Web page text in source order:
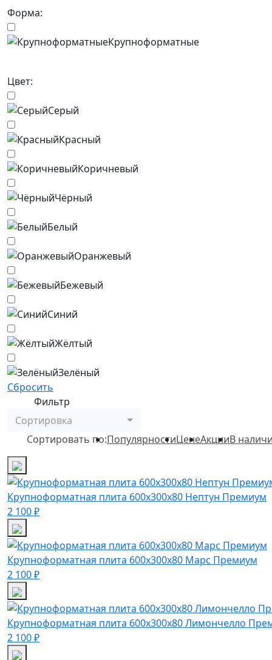
Форма:
Крупноформатные
Цвет:
Серый
Красный
Коричневый
Чёрный
Белый
Оранжевый
Бежевый
Синий
Жёлтый
Зелёный
Сбросить
Фильтр
Сортировка
Сортировать по:ПопулярностиЦенеАкцииВ
Крупноформатная плита 600х300х80 Нептун Премиум
2 100 ₽
Крупноформатная плита 600х300х80 Марс Премиум
2 100 ₽
Крупноформатная плита 600х300х80 Лимончелло
2 100 ₽